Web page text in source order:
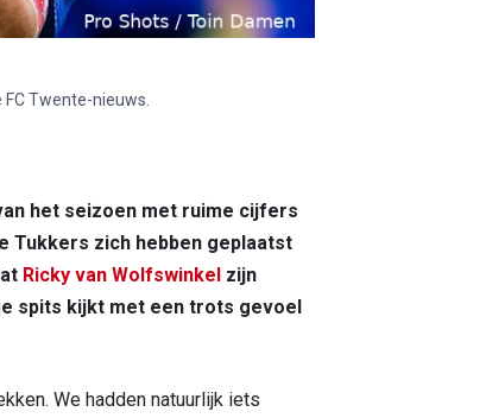
Twente-nieuws.
het seizoen met ruime cijfers
Tukkers zich hebben geplaatst
Ricky van Wolfswinkel zijn
spits kijkt met een trots gevoel
We hadden natuurlijk iets